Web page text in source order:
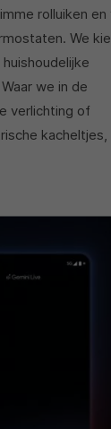
rolluiken en
We
we in de
verlichting of
kacheltjes,